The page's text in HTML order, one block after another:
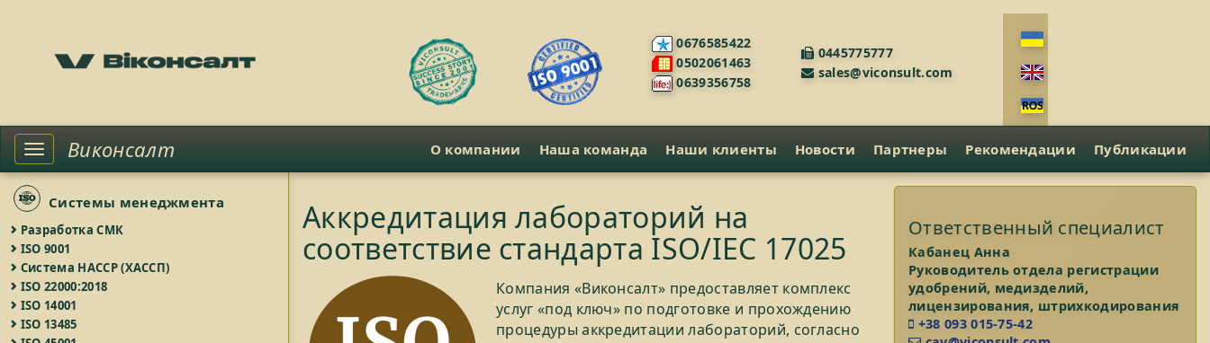
0676585422
0502061463
0639356758
0445775777
sales@viconsult.com
Toggle
left
sidebar
Виконсалт О компании Наша команда Наши клиенты Новости Партнеры Рекомендации Публикации
Системы менеджмента
Разработка СМК
ISO 9001
Система HACCP (ХАССП)
ISO 22000:2018
ISO 14001
ISO 13485
Аккредитация лабораторий на
соответствие стандарта ISO/IEC 17025
Компания «Виконсалт» предоставляет комплекс
услуг «под ключ» по подготовке и прохождению
процедуры аккредитации лабораторий, согласно
Ответственный специалист
Кабанец Анна
Руководитель отдела регистрации
удобрений, медизделий,
лицензирования, штрихкодирования
+38 093 015-75-42